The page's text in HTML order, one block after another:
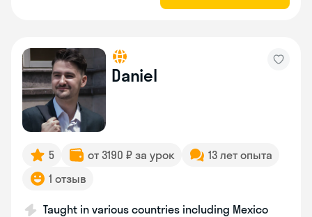
Daniel
5 от 3190 ₽ за урок
13 лет опыта
1 отзыв
Taught in various countries including Mexico